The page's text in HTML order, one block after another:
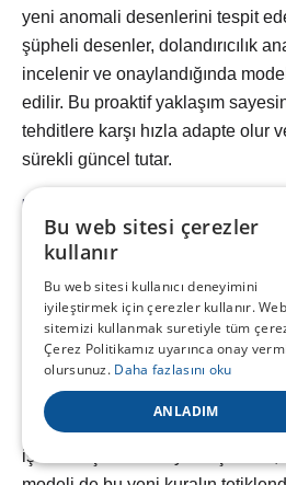
yeni anomali desenlerini tespit
şüpheli desenler, dolandırıcılık
incelenir ve onaylandığında
edilir. Bu proaktif yaklaşım
tehditlere karşı hızla adapte olur
sürekli güncel tutar.
Mevzuat Değişikliklerine
Yeteneği
TCMB veya MASAK gibi
yeni rehberler yayınlayabilir
değişiklik yapabilir. AiReflex’in
mevzuat değişikliklerine hızlıca
olanak tanır. Yeni bir kural veya
işlem limiti veya izlenmesi
sisteme kural olarak hızla
işlem akışını izlemeye
Bu web sitesi çerezler
kullanır
Bu web sitesi kullanıcı deneyimini
iyileştirmek için çerezler kullanır. Web
sitemizi kullanmak suretiyle tüm
Çerez Politikamız uyarınca onay
olursunuz. Daha fazlasını oku
ANLADIM